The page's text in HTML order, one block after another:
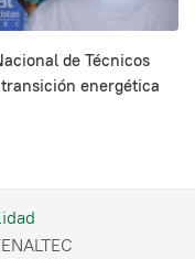
de Técnicos
energética